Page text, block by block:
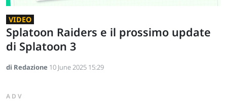
VIDEO
Splatoon Raiders e il prossimo update
di Splatoon 3
di Redazione 10 June 2025 15:29
ADV